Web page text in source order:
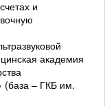
и
академия
(база – ГКБ им.